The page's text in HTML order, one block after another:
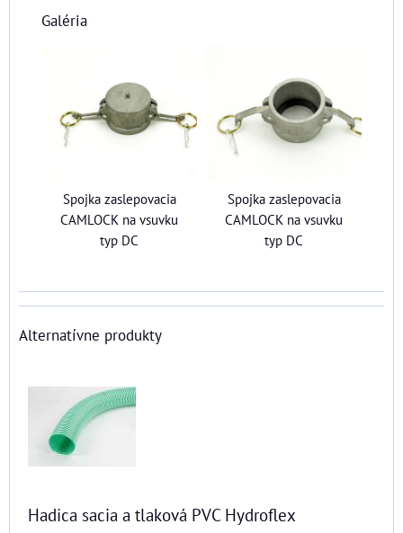
Galéria
Spojka zaslepovacia
CAMLOCK na vsuvku
typ DC
Spojka zaslepovacia
CAMLOCK na vsuvku
typ DC
Alternatívne produkty
Hadica sacia a tlaková PVC Hydroflex